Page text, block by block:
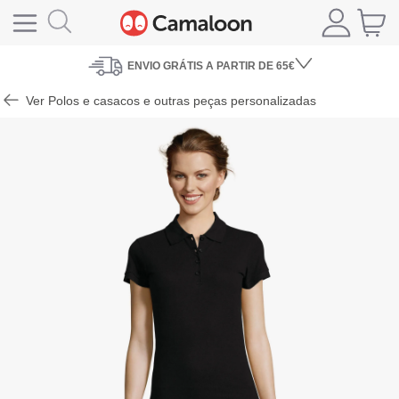
ENVIO GRÁTIS A PARTIR DE 65€
Ver Polos e casacos e outras peças personalizadas